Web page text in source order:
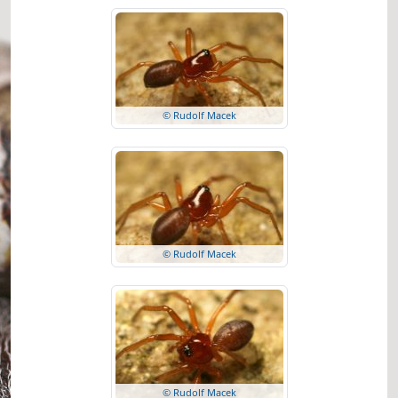
© Rudolf Macek
© Rudolf Macek
© Rudolf Macek